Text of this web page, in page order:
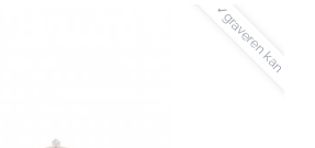
✓graveren kan